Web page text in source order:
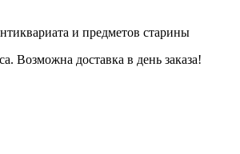
и предметов старины
Возможна доставка в день заказа!